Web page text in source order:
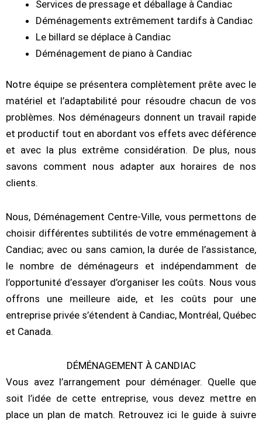
Services de pressage et déballage à Candiac
Déménagements extrêmement tardifs à Candiac
Le billard se déplace à Candiac
Déménagement de piano à Candiac
Notre équipe se présentera complètement prête avec le
matériel et l’adaptabilité pour résoudre chacun de vos
problèmes. Nos déménageurs donnent un travail rapide
et productif tout en abordant vos effets avec déférence
et avec la plus extrême considération. De plus, nous
savons comment nous adapter aux horaires de nos
clients.
Nous, Déménagement Centre-Ville, vous permettons de
choisir différentes subtilités de votre emménagement à
Candiac; avec ou sans camion, la durée de l’assistance,
le nombre de déménageurs et indépendamment de
l’opportunité d’essayer d’organiser les coûts. Nous vous
offrons une meilleure aide, et les coûts pour une
entreprise privée s’étendent à Candiac, Montréal, Québec
et Canada.
DÉMÉNAGEMENT À CANDIAC
Vous avez l’arrangement pour déménager. Quelle que
soit l’idée de cette entreprise, vous devez mettre en
place un plan de match. Retrouvez ici le guide à suivre